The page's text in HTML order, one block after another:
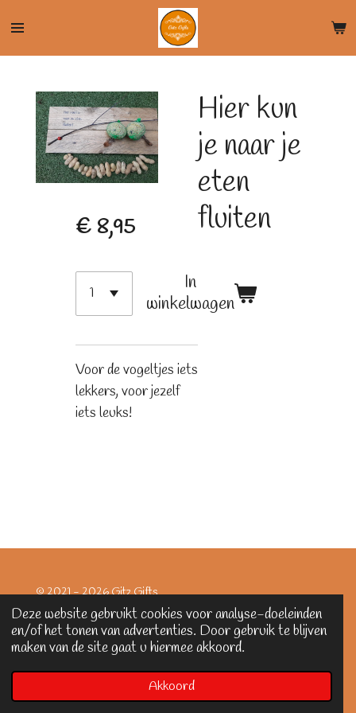
Deze website gebruikt cookies voor analyse-doeleinden
en/of het tonen van advertenties. Door gebruik te blijven
maken van de site gaat u hiermee akkoord.
Akkoord
naar
hoofdinhoud
Hier kun
je naar je
eten
fluiten
€ 8,95
In
winkelwagen
Voor de vogeltjes iets
lekkers, voor jezelf
iets leuks!
© 2021 - 2026 Gitz Gifts
Powered byJouwWeb
Facebook